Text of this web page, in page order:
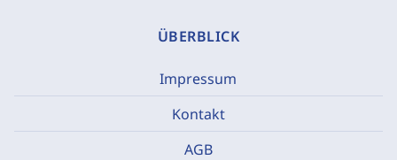
ÜBERBLICK
Impressum
Kontakt
AGB